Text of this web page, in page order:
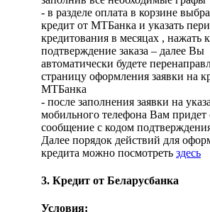
- в разделе оплата в корзине
кредит от МТБанка и указать
кредитования в месяцах , нажать
подтверждение заказа – далее Вы
автоматически будете
страницу оформления заявки на
МТБанка
- после заполнения заявки на
мобильного телефона Вам придет
сообщение с кодом
Далее порядок действий для
кредита можно посмотреть здесь
3. Кредит от Беларусбанка
Условия: